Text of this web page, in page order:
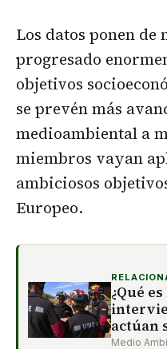
Los datos ponen de
progresado
objetivos
se prevén más
medioambiental a
miembros vayan
ambiciosos
Europeo.
¿Qué
actúan
Medio